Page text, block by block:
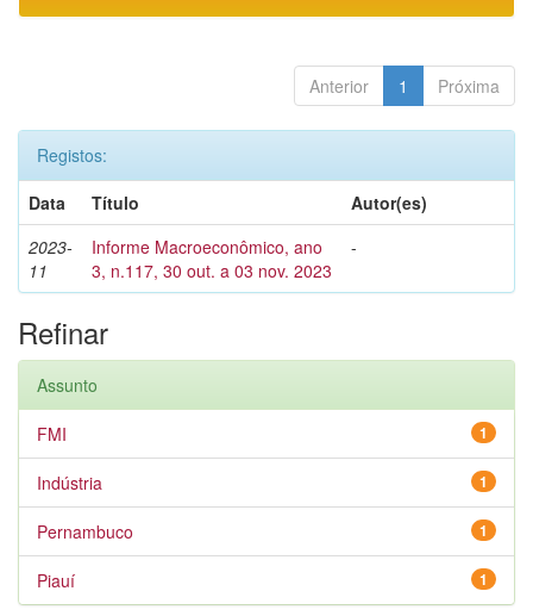
Anterior 1 Próxima
Registos:
Data
Título
Autor(es)
2023-
11
Informe Macroeconômico, ano
3, n.117, 30 out. a 03 nov. 2023
-
Refinar
Assunto
1
FMI
1
Indústria
1
Pernambuco
1
Piauí